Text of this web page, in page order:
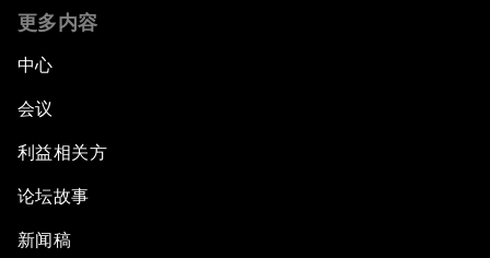
更多内容
中心
会议
利益相关方
论坛故事
新闻稿